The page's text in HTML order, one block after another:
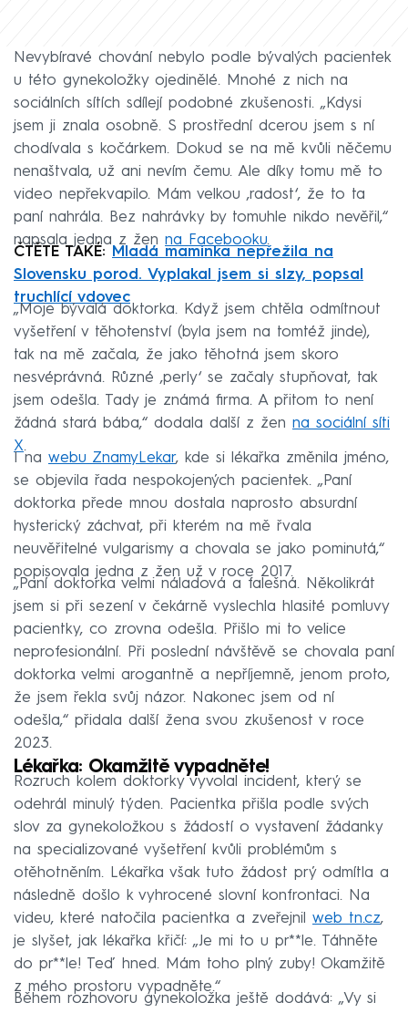
Nevybíravé chování nebylo podle bývalých pacientek
u této gynekoložky ojedinělé. Mnohé z nich na
sociálních sítích sdílejí podobné zkušenosti. „Kdysi
jsem ji znala osobně. S prostřední dcerou jsem s ní
chodívala s kočárkem. Dokud se na mě kvůli něčemu
nenaštvala, už ani nevím čemu. Ale díky tomu mě to
video nepřekvapilo. Mám velkou ‚radost‘, že to ta
paní nahrála. Bez nahrávky by tomuhle nikdo nevěřil,“
napsala jedna z žen na Facebooku.
ČTĚTE TAKÉ:
Mladá maminka nepřežila na
Slovensku porod. Vyplakal jsem si slzy, popsal
truchlící vdovec
„Moje bývalá doktorka. Když jsem chtěla odmítnout
vyšetření v těhotenství (byla jsem na tomtéž jinde),
tak na mě začala, že jako těhotná jsem skoro
nesvéprávná. Různé ‚perly‘ se začaly stupňovat, tak
jsem odešla. Tady je známá firma. A přitom to není
žádná stará bába,“ dodala další z žen na sociální síti
X.
I na webu ZnamyLekar, kde si lékařka změnila jméno,
se objevila řada nespokojených pacientek. „Paní
doktorka přede mnou dostala naprosto absurdní
hysterický záchvat, při kterém na mě řvala
neuvěřitelné vulgarismy a chovala se jako pominutá,“
popisovala jedna z žen už v roce 2017.
„Paní doktorka velmi náladová a falešná. Několikrát
jsem si při sezení v čekárně vyslechla hlasité pomluvy
pacientky, co zrovna odešla. Přišlo mi to velice
neprofesionální. Při poslední návštěvě se chovala paní
doktorka velmi arogantně a nepříjemně, jenom proto,
že jsem řekla svůj názor. Nakonec jsem od ní
odešla,“ přidala další žena svou zkušenost v roce
2023.
Lékařka: Okamžitě vypadněte!
Rozruch kolem doktorky vyvolal incident, který se
odehrál minulý týden. Pacientka přišla podle svých
slov za gynekoložkou s žádostí o vystavení žádanky
na specializované vyšetření kvůli problémům s
otěhotněním. Lékařka však tuto žádost prý odmítla a
následně došlo k vyhrocené slovní konfrontaci. Na
videu, které natočila pacientka a zveřejnil web tn.cz,
je slyšet, jak lékařka křičí: „Je mi to u pr**le. Táhněte
do pr**le! Teď hned. Mám toho plný zuby! Okamžitě
z mého prostoru vypadněte.“
Během rozhovoru gynekoložka ještě dodává: „Vy si